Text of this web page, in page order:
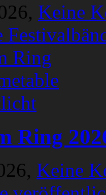
Keine
Ring
Keine